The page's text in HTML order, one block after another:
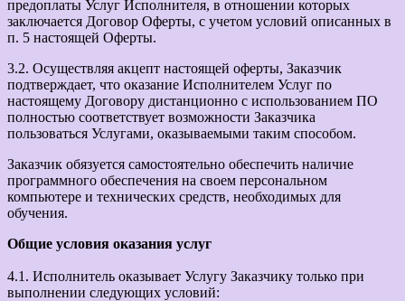
предоплаты Услуг Исполнителя, в отношении которых
заключается Договор Оферты, с учетом условий описанных в
п. 5 настоящей Оферты.
3.2. Осуществляя акцепт настоящей оферты, Заказчик
подтверждает, что оказание Исполнителем Услуг по
настоящему Договору дистанционно с использованием ПО
полностью соответствует возможности Заказчика
пользоваться Услугами, оказываемыми таким способом.
Заказчик обязуется самостоятельно обеспечить наличие
программного обеспечения на своем персональном
компьютере и технических средств, необходимых для
обучения.
Общие условия оказания услуг
4.1. Исполнитель оказывает Услугу Заказчику только при
выполнении следующих условий: